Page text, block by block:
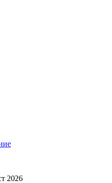
2026